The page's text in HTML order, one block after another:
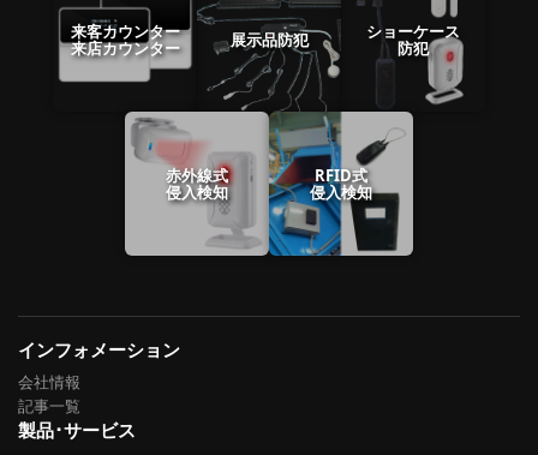
来客カウンター
来店カウンター 展示品防犯 ショーケース
防犯
赤外線式
侵入検知
RFID式
侵入検知
インフォメーション
会社情報
記事一覧
製品･サービス